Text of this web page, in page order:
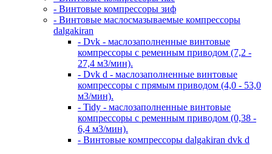
- Винтовые компрессоры зиф
- Винтовые маслосмазываемые компрессоры
dalgakiran
- Dvk - маслозаполненные винтовые
компрессоры с ременным приводом (7,2 -
27,4 м3/мин).
- Dvk d - маслозаполненные винтовые
компрессоры с прямым приводом (4,0 - 53,0
м3/мин).
- Tidy - маслозаполненные винтовые
компрессоры с ременным приводом (0,38 -
6,4 м3/мин).
- Винтовые компрессоры dalgakiran dvk d